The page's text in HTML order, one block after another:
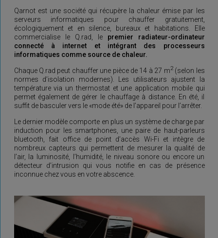
Qarnot est une société qui récupère la chaleur émise par les
serveurs informatiques pour chauffer gratuitement,
écologiquement et en silence, bureaux et habitations. Elle
commercialise le Q.rad, le premier radiateur-ordinateur
connecté à internet et intégrant des processeurs
informatiques comme source de chaleur.
Chaque Q.rad peut chauffer une pièce de 14 à 27 m2(selon les
normes d’isolation modernes). Les utilisateurs ajustent la
température via un thermostat et une application mobile qui
permet également de gérer le chauffage à distance. En été, il
suffit de basculer vers le «mode été» de l’appareil pour l’arrêter.
Le dernier modèle comporte en plus un système de charge par
induction pour les smartphones, une paire de haut-parleurs
bluetooth, fait office de point d’accès Wi-Fi et intègre de
nombreux capteurs qui permettent de mesurer la qualité de
l’air, la luminosité, l’humidité, le niveau sonore ou encore un
détecteur d’intrusion qui vous notifie en cas de présence
inconnue chez vous en votre abscence.